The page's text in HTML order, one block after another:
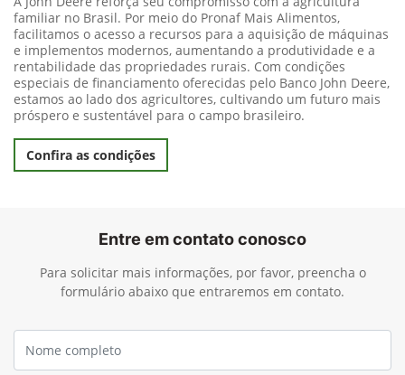
familiar no Brasil. Por meio do Pronaf Mais Alimentos,
facilitamos o acesso a recursos para a aquisição de máquinas
e implementos modernos, aumentando a produtividade e a
rentabilidade das propriedades rurais. Com condições
especiais de financiamento oferecidas pelo Banco John Deere,
estamos ao lado dos agricultores, cultivando um futuro mais
próspero e sustentável para o campo brasileiro.
Confira as condições
Entre em contato conosco
Para solicitar mais informações, por favor, preencha o
formulário abaixo que entraremos em contato.